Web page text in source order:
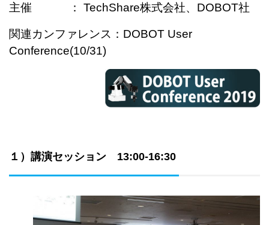
主催 ： TechShare株式会社、DOBOT社
関連カンファレンス：DOBOT User
Conference(10/31)
１）講演セッション 13:00-16:30